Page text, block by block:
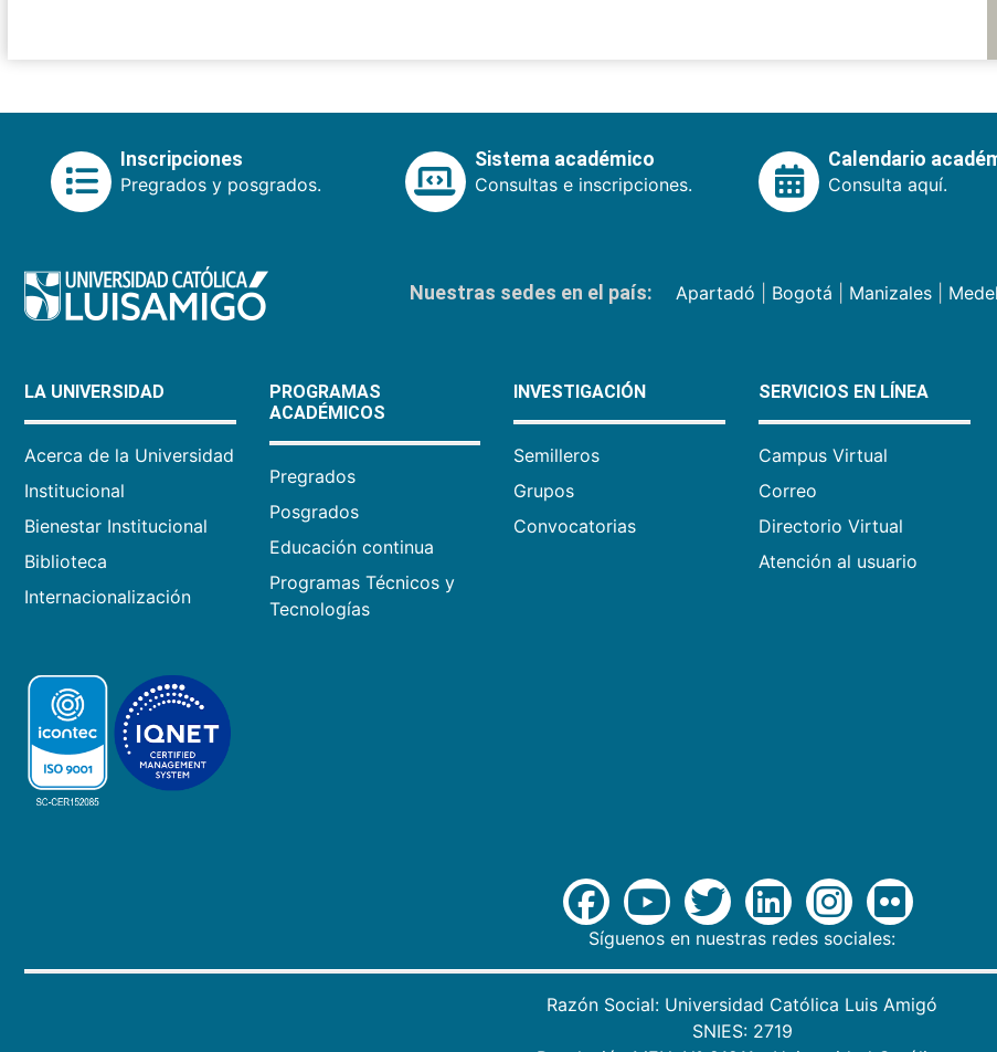
Inscripciones
Pregrados y posgrados.
Sistema académico
Consultas e inscripciones.
Calendario
Consulta aquí.
Nuestras sedes en el país: Apartadó Bogotá Manizales|
LA UNIVERSIDAD
Acerca de la Universidad
Institucional
Bienestar Institucional
Biblioteca
Internacionalización
PROGRAMAS
ACADÉMICOS
Pregrados
Posgrados
Educación continua
Programas Técnicos y
Tecnologías
INVESTIGACIÓN
Semilleros
Grupos
Convocatorias
SERVICIOS EN LÍNEA
Campus Virtual
Correo
Directorio Virtual
Atención al usuario
Síguenos en nuestras redes sociales:
Razón Social: Universidad Católica Luis Amigó
SNIES: 2719